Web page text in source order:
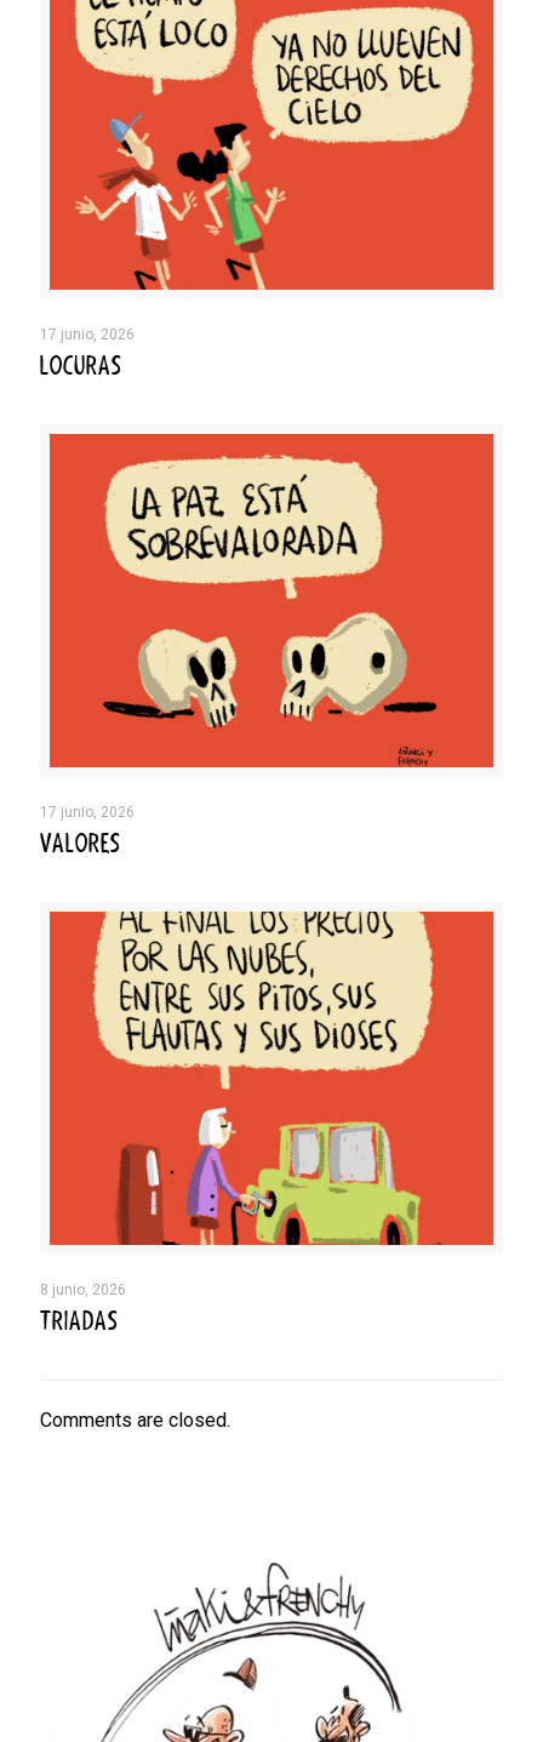
17 junio, 2026
LOCURAS
17 junio, 2026
VALORES
8 junio, 2026
TRIADAS
Comments are closed.